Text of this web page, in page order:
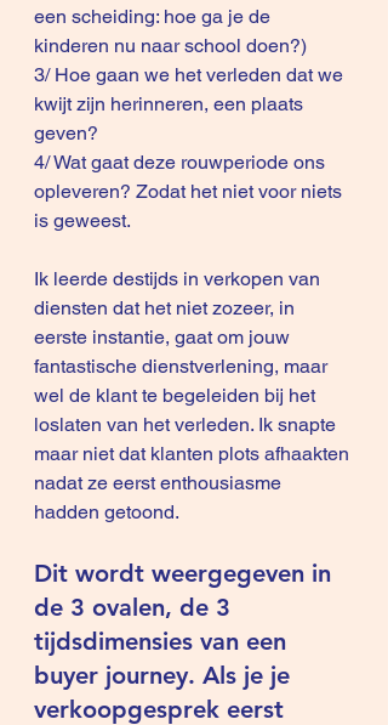
een scheiding: hoe ga je de
kinderen nu naar school doen?)
3/ Hoe gaan we het verleden dat we
kwijt zijn herinneren, een plaats
geven?
4/ Wat gaat deze rouwperiode ons
opleveren? Zodat het niet voor niets
is geweest.
Ik leerde destijds in verkopen van
diensten dat het niet zozeer, in
eerste instantie, gaat om jouw
fantastische dienstverlening, maar
wel de klant te begeleiden bij het
loslaten van het verleden. Ik snapte
maar niet dat klanten plots afhaakten
nadat ze eerst enthousiasme
hadden getoond.
Dit wordt weergegeven in
de 3 ovalen, de 3
tijdsdimensies van een
buyer journey. Als je je
verkoopgesprek eerst